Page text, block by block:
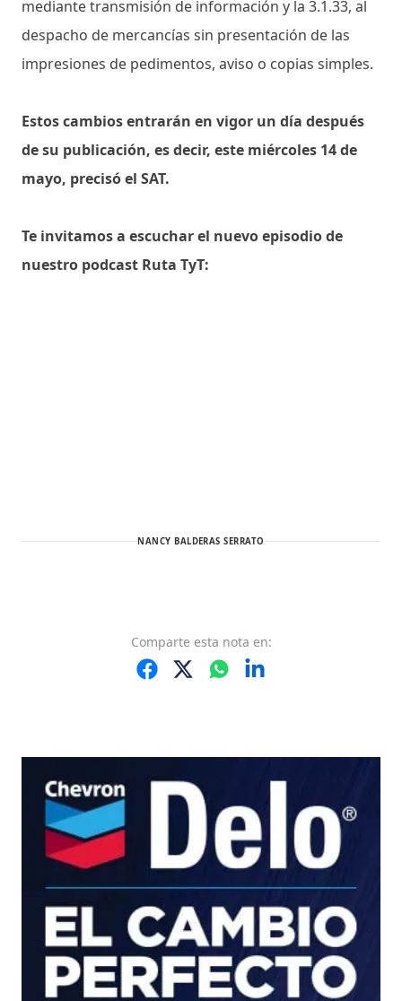
mediante transmisión de información y la 3.1.33, al
despacho de mercancías sin presentación de las
impresiones de pedimentos, aviso o copias simples.
Estos cambios entrarán en vigor un día después
de su publicación, es decir, este miércoles 14 de
mayo, precisó el SAT.
Te invitamos a escuchar el nuevo episodio de
nuestro podcast Ruta TyT:
NANCY BALDERAS SERRATO
Comparte esta nota en: